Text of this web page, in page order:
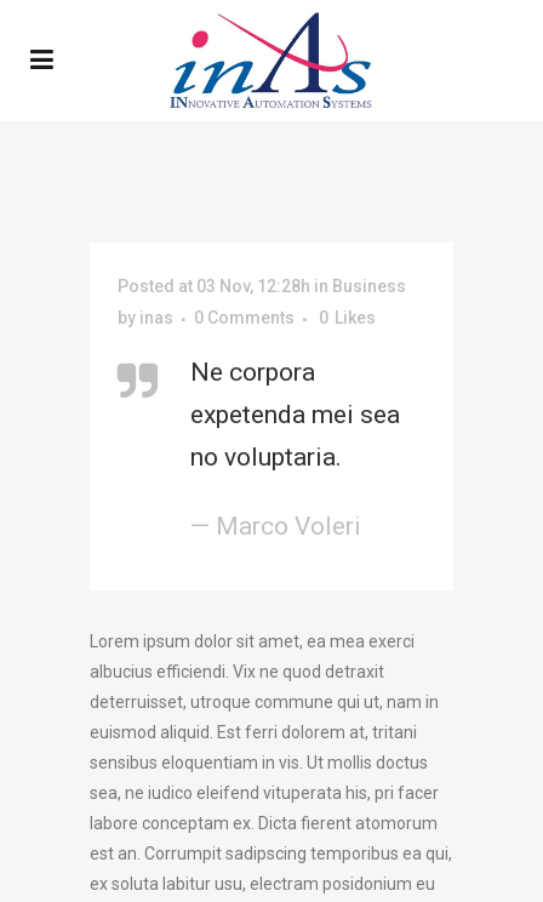
Posted at 03 Nov, 12:28h in Business
by inas 0 Comments 0 Likes
Ne corpora
expetenda mei sea
no voluptaria.
— Marco Voleri
Lorem ipsum dolor sit amet, ea mea exerci
albucius efficiendi. Vix ne quod detraxit
deterruisset, utroque commune qui ut, nam in
euismod aliquid. Est ferri dolorem at, tritani
sensibus eloquentiam in vis. Ut mollis doctus
sea, ne iudico eleifend vituperata his, pri facer
labore conceptam ex. Dicta fierent atomorum
est an. Corrumpit sadipscing temporibus ea qui,
ex soluta labitur usu, electram posidonium eu